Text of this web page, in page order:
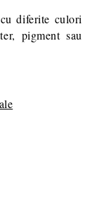
diferite culori
pigment sau